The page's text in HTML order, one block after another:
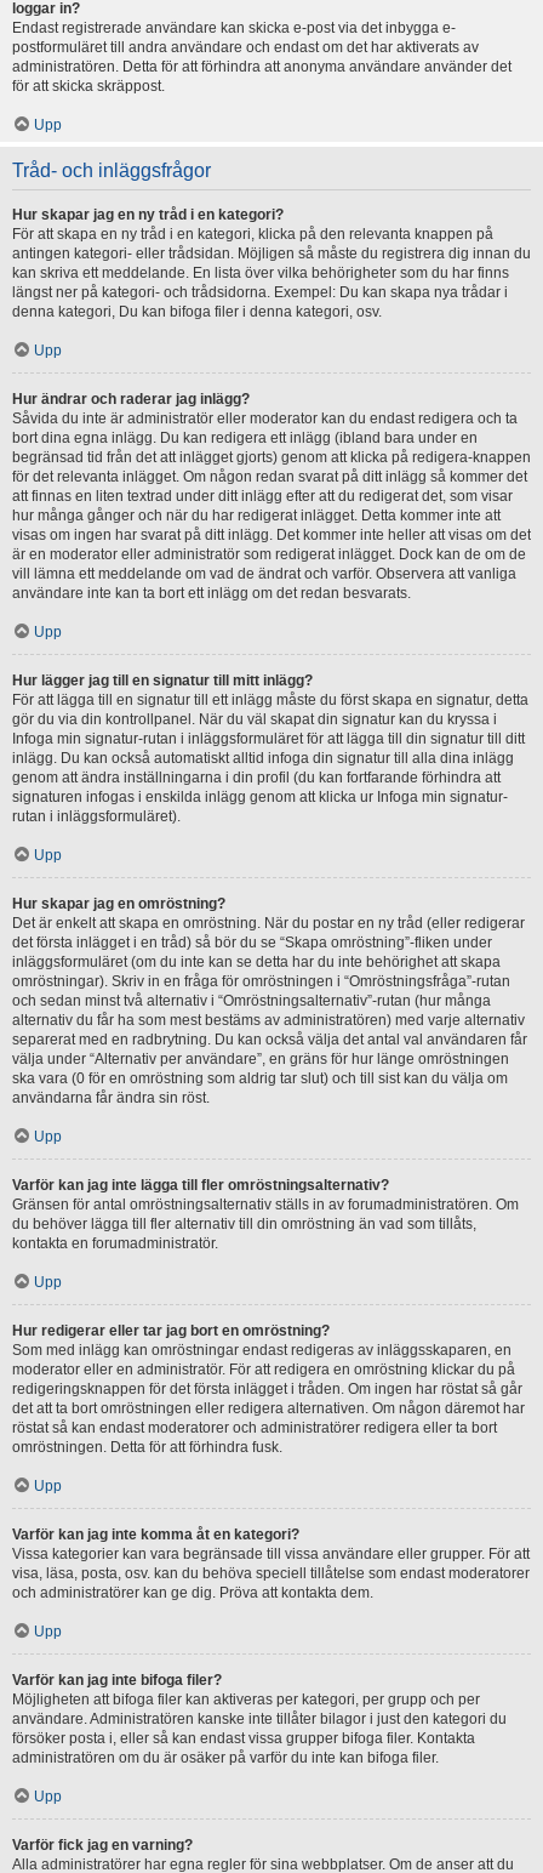
loggar in?
Endast registrerade användare kan skicka e-post via det inbygga e-
postformuläret till andra användare och endast om det har aktiverats av
administratören. Detta för att förhindra att anonyma användare använder det
för att skicka skräppost.
Upp
Tråd- och inläggsfrågor
Hur skapar jag en ny tråd i en kategori?
För att skapa en ny tråd i en kategori, klicka på den relevanta knappen på
antingen kategori- eller trådsidan. Möjligen så måste du registrera dig innan du
kan skriva ett meddelande. En lista över vilka behörigheter som du har finns
längst ner på kategori- och trådsidorna. Exempel: Du kan skapa nya trådar i
denna kategori, Du kan bifoga filer i denna kategori, osv.
Upp
Hur ändrar och raderar jag inlägg?
Såvida du inte är administratör eller moderator kan du endast redigera och ta
bort dina egna inlägg. Du kan redigera ett inlägg (ibland bara under en
begränsad tid från det att inlägget gjorts) genom att klicka på redigera-knappen
för det relevanta inlägget. Om någon redan svarat på ditt inlägg så kommer det
att finnas en liten textrad under ditt inlägg efter att du redigerat det, som visar
hur många gånger och när du har redigerat inlägget. Detta kommer inte att
visas om ingen har svarat på ditt inlägg. Det kommer inte heller att visas om det
är en moderator eller administratör som redigerat inlägget. Dock kan de om de
vill lämna ett meddelande om vad de ändrat och varför. Observera att vanliga
användare inte kan ta bort ett inlägg om det redan besvarats.
Upp
Hur lägger jag till en signatur till mitt inlägg?
För att lägga till en signatur till ett inlägg måste du först skapa en signatur, detta
gör du via din kontrollpanel. När du väl skapat din signatur kan du kryssa i
Infoga min signatur-rutan i inläggsformuläret för att lägga till din signatur till ditt
inlägg. Du kan också automatiskt alltid infoga din signatur till alla dina inlägg
genom att ändra inställningarna i din profil (du kan fortfarande förhindra att
signaturen infogas i enskilda inlägg genom att klicka ur Infoga min signatur-
rutan i inläggsformuläret).
Upp
Hur skapar jag en omröstning?
Det är enkelt att skapa en omröstning. När du postar en ny tråd (eller redigerar
det första inlägget i en tråd) så bör du se “Skapa omröstning”-fliken under
inläggsformuläret (om du inte kan se detta har du inte behörighet att skapa
omröstningar). Skriv in en fråga för omröstningen i “Omröstningsfråga”-rutan
och sedan minst två alternativ i “Omröstningsalternativ”-rutan (hur många
alternativ du får ha som mest bestäms av administratören) med varje alternativ
separerat med en radbrytning. Du kan också välja det antal val användaren får
välja under “Alternativ per användare”, en gräns för hur länge omröstningen
ska vara (0 för en omröstning som aldrig tar slut) och till sist kan du välja om
användarna får ändra sin röst.
Upp
Varför kan jag inte lägga till fler omröstningsalternativ?
Gränsen för antal omröstningsalternativ ställs in av forumadministratören. Om
du behöver lägga till fler alternativ till din omröstning än vad som tillåts,
kontakta en forumadministratör.
Upp
Hur redigerar eller tar jag bort en omröstning?
Som med inlägg kan omröstningar endast redigeras av inläggsskaparen, en
moderator eller en administratör. För att redigera en omröstning klickar du på
redigeringsknappen för det första inlägget i tråden. Om ingen har röstat så går
det att ta bort omröstningen eller redigera alternativen. Om någon däremot har
röstat så kan endast moderatorer och administratörer redigera eller ta bort
omröstningen. Detta för att förhindra fusk.
Upp
Varför kan jag inte komma åt en kategori?
Vissa kategorier kan vara begränsade till vissa användare eller grupper. För att
visa, läsa, posta, osv. kan du behöva speciell tillåtelse som endast moderatorer
och administratörer kan ge dig. Pröva att kontakta dem.
Upp
Varför kan jag inte bifoga filer?
Möjligheten att bifoga filer kan aktiveras per kategori, per grupp och per
användare. Administratören kanske inte tillåter bilagor i just den kategori du
försöker posta i, eller så kan endast vissa grupper bifoga filer. Kontakta
administratören om du är osäker på varför du inte kan bifoga filer.
Upp
Varför fick jag en varning?
Alla administratörer har egna regler för sina webbplatser. Om de anser att du